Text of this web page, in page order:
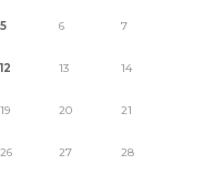
5 6 7
12 13 14
19 20 21
26 27 28